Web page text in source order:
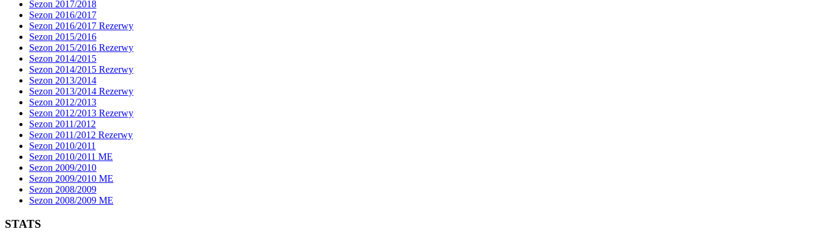
Sezon 2017/2018
Sezon 2016/2017
Sezon 2016/2017 Rezerwy
Sezon 2015/2016
Sezon 2015/2016 Rezerwy
Sezon 2014/2015
Sezon 2014/2015 Rezerwy
Sezon 2013/2014
Sezon 2013/2014 Rezerwy
Sezon 2012/2013
Sezon 2012/2013 Rezerwy
Sezon 2011/2012
Sezon 2011/2012 Rezerwy
Sezon 2010/2011
Sezon 2010/2011 ME
Sezon 2009/2010
Sezon 2009/2010 ME
Sezon 2008/2009
Sezon 2008/2009 ME
STATS